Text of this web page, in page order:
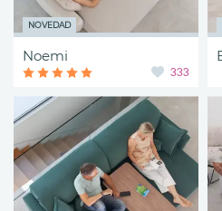
NOVEDAD
Noemi
333